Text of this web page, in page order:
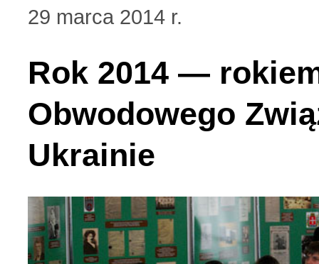
29 marca 2014 r.
Rok 2014 —
Obwodowego
Ukrainie